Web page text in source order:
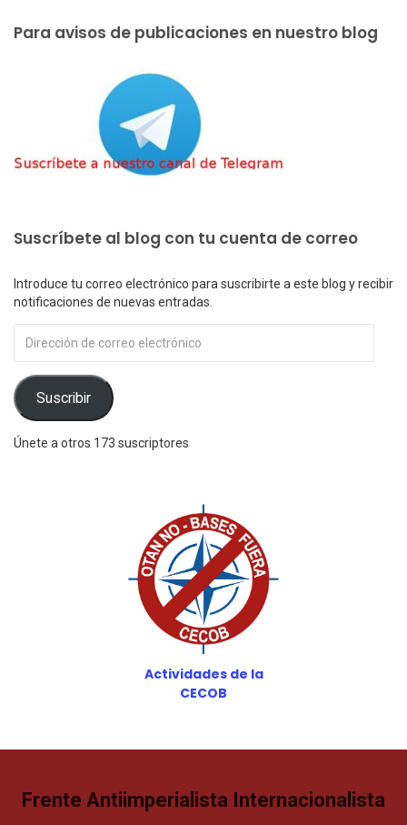
Para avisos de publicaciones en nuestro blog
Suscríbete al blog con tu cuenta de correo
Introduce tu correo electrónico para suscribirte a este blog y recibir
notificaciones de nuevas entradas.
de
electrónico
Suscribir
Únete a otros 173 suscriptores
Actividades de la
CECOB
Frente Antiimperialista Internacionalista